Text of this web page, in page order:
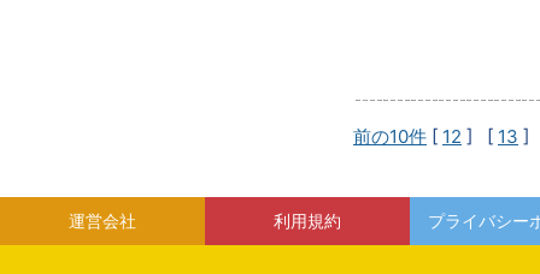
前の10件 [ 12 ] [ 13 ]
運営会社 利用規約 プライバシー